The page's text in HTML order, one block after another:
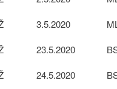
3.5.2020
23.5.2020
24.5.2020